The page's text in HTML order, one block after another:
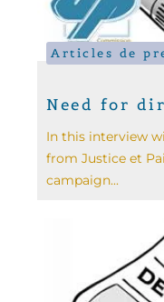
Articles de
Need for
In this interview
from Justice et
campaign...